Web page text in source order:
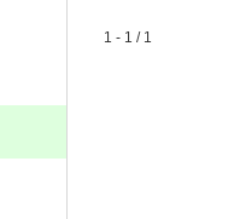
1 - 1 / 1